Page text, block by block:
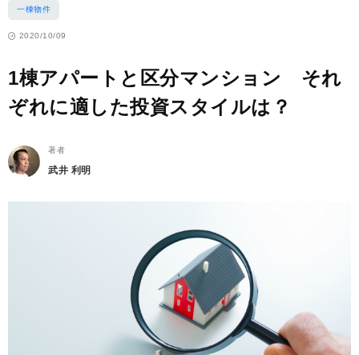
一棟物件
2020/10/09
1棟アパートと区分マンション それ
ぞれに適した投資スタイルは？
著者
武井 利明